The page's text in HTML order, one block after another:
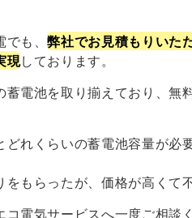
でも、弊社でお見積もりいた
現しております。
蓄電池を取り揃えており、無
どれくらいの蓄電池容量が
をもらったが、価格が高くて
電気サービスへ一度ご相談